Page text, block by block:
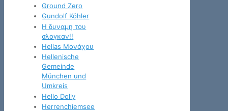
Ground Zero
Gundolf Köhler
H δυναμη του
σλογκαν!!
Hellas Μονάχου
Hellenische
Gemeinde
München und
Umkreis
Hello Dolly
Herrenchiemsee